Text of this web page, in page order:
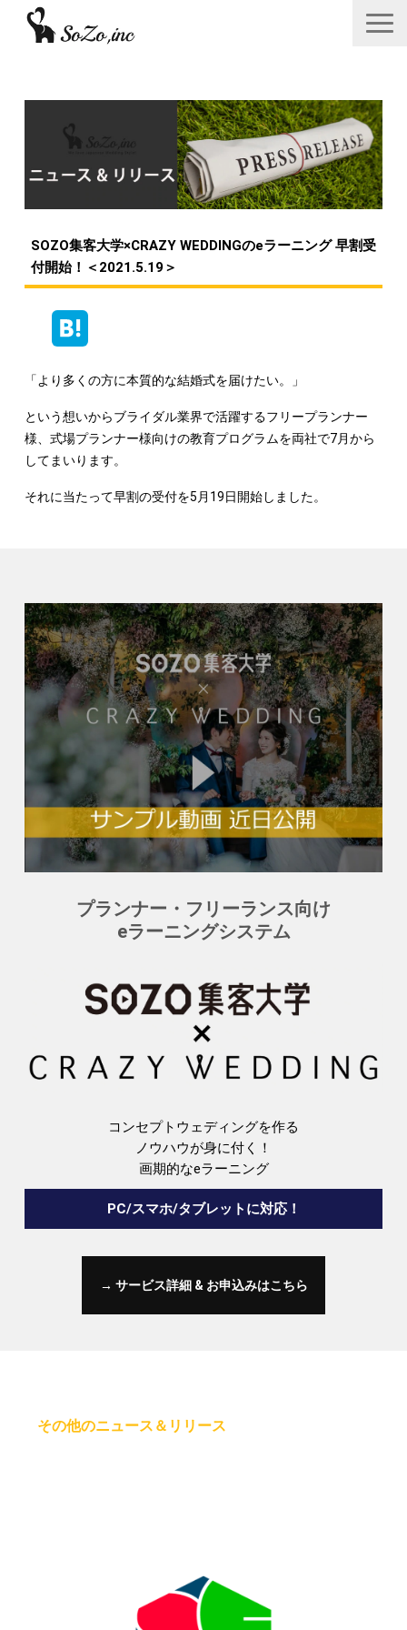
ニュース＆リリース
サービス一覧
あつみゆりかオフィシャル情報
SOZO集客大学×CRAZY WEDDINGのeラーニング 早割受
付開始！＜2021.5.19＞
「より多くの方に本質的な結婚式を届けたい。」
という想いからブライダル業界で活躍するフリープランナー
様、式場プランナー様向けの教育プログラムを両社で7月から
してまいります。
それに当たって早割の受付を5月19日開始しました。
プランナー・フリーランス向け
eラーニングシステム
コンセプトウェディングを作る
ノウハウが身に付く！
画期的なeラーニング
PC/スマホ/タブレットに対応！
→ サービス詳細 & お申込みはこちら
その他のニュース＆リリース